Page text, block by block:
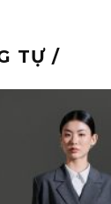
TỰ /